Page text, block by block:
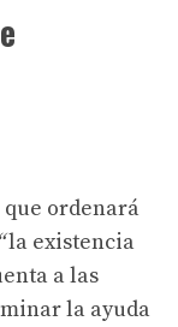
ordenará
la existencia
a las
la ayuda